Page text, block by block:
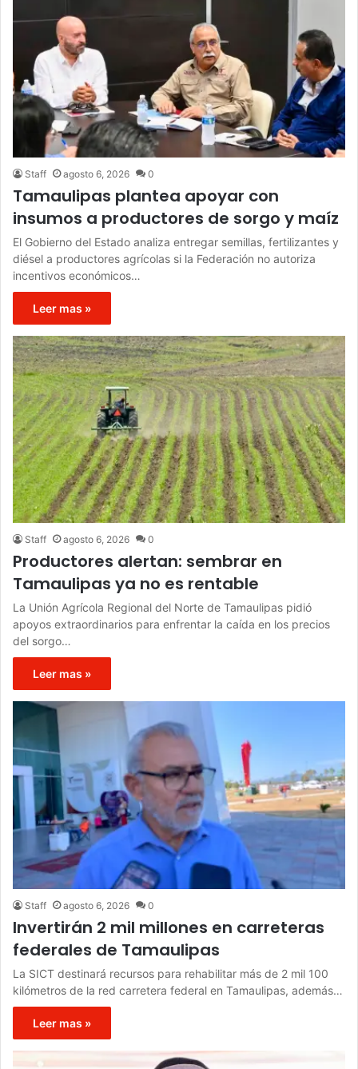
Staff agosto 6, 2026 0
Tamaulipas plantea apoyar con
insumos a productores de sorgo y maíz
El Gobierno del Estado analiza entregar semillas, fertilizantes y
diésel a productores agrícolas si la Federación no autoriza
incentivos económicos…
Leer mas »
Staff agosto 6, 2026 0
Productores alertan: sembrar en
Tamaulipas ya no es rentable
La Unión Agrícola Regional del Norte de Tamaulipas pidió
apoyos extraordinarios para enfrentar la caída en los precios
del sorgo…
Leer mas »
Staff agosto 6, 2026 0
Invertirán 2 mil millones en carreteras
federales de Tamaulipas
La SICT destinará recursos para rehabilitar más de 2 mil 100
kilómetros de la red carretera federal en Tamaulipas, además…
Leer mas »